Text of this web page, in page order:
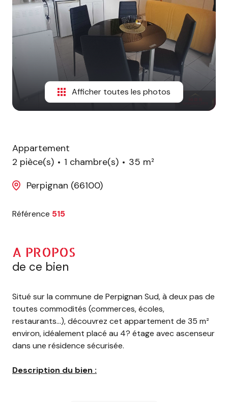
Afficher toutes les photos
Appartement
2 pièce(s)
1 chambre(s)
35 m²
Perpignan (66100)
Référence 515
A PROPOS
de ce bien
Situé sur la commune de Perpignan Sud, à deux pas de
toutes commodités (commerces, écoles,
restaurants…), découvrez cet appartement de 35 m²
environ, idéalement placé au 4? étage avec ascenseur
dans une résidence sécurisée.
Description du bien :